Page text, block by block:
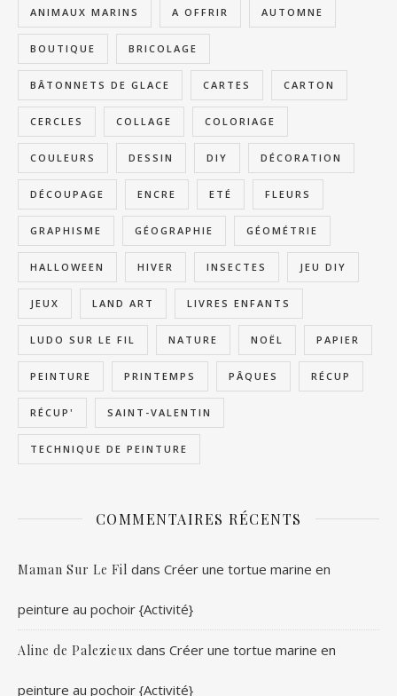
ANIMAUX MARINS A OFFRIR AUTOMNE
BOUTIQUE BRICOLAGE
BÂTONNETS DE GLACE CARTES CARTON
CERCLES COLLAGE COLORIAGE
COULEURS DESSIN DIY DÉCORATION
DÉCOUPAGE ENCRE ETÉ FLEURS
GRAPHISME GÉOGRAPHIE GÉOMÉTRIE
HALLOWEEN HIVER INSECTES JEU DIY
JEUX LAND ART LIVRES ENFANTS
LUDO SUR LE FIL NATURE NOËL PAPIER
PEINTURE PRINTEMPS PÂQUES RÉCUP
RÉCUP' SAINT-VALENTIN
TECHNIQUE DE PEINTURE
COMMENTAIRES RÉCENTS
Maman Sur Le Fil dans Créer une tortue marine en
peinture au pochoir {Activité}
Aline de Palezieux dans Créer une tortue marine en
peinture au pochoir {Activité}